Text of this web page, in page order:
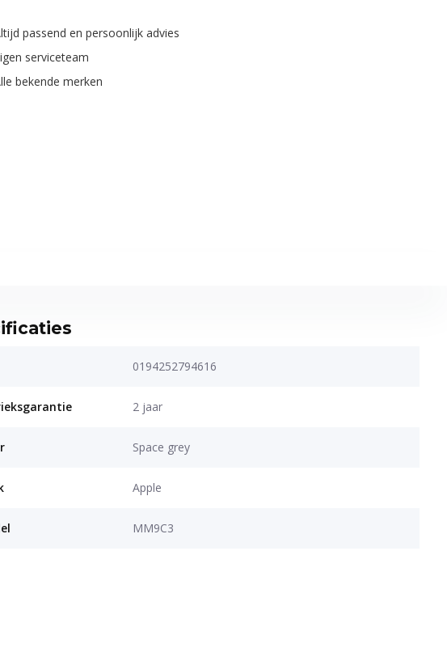
passend en persoonlijk advies
serviceteam
bekende merken
0194252794616
2 jaar
Space grey
Apple
MM9C3